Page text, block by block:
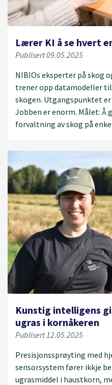
Lærer KI å se hvert
Publisert 09.05.2025
NIBIOs eksperter på skog
trener opp datamodeller
skogen. Utgangspunktet
Jobben er enorm. Målet: Å
forvaltning av skog på
Kunstig intelligens
ugras i kornåkeren
Publisert 12.05.2025
Presisjonssprøyting med
sensorsystem fører ikkje
ugrasmiddel i haustkorn,